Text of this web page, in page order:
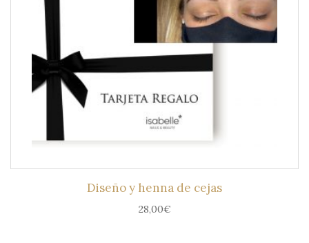
Diseño y henna de cejas
28,00€